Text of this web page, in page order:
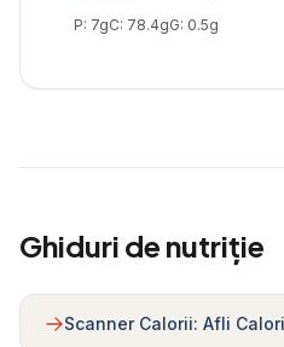
P: 7gC: 78.4gG: 0.5g
Ghiduri de nutriție
Scanner Calorii: Afli